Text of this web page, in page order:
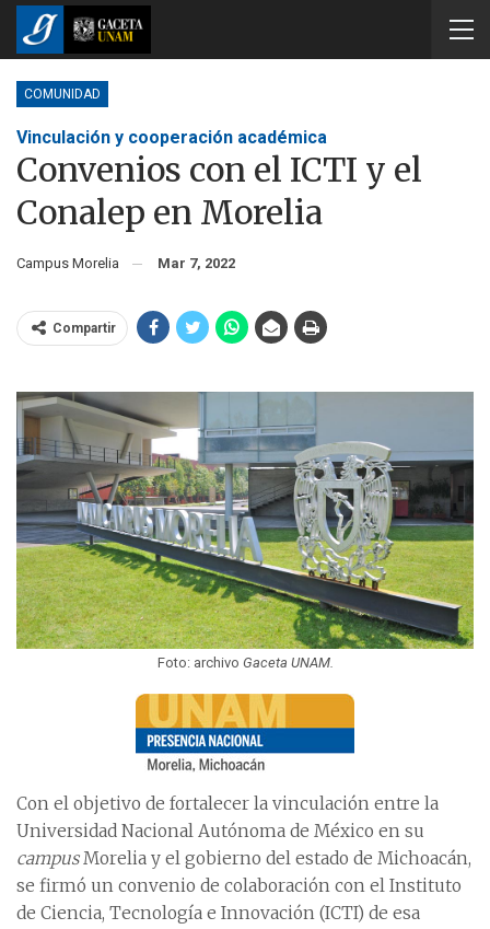
COMUNIDAD
Vinculación y cooperación académica
Convenios con el ICTI y el
Conalep en Morelia
Campus Morelia Mar 7, 2022
Compartir
Foto: archivo Gaceta UNAM.
Con el objetivo de fortalecer la vinculación entre la
Universidad Nacional Autónoma de México en su
campusMorelia y el gobierno del estado de Michoacán,
se firmó un convenio de colaboración con el Instituto
de Ciencia, Tecnología e Innovación (ICTI) de esa